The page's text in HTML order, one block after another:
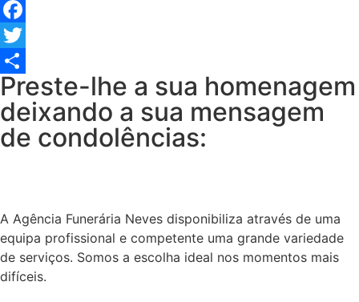
Facebook
Twitter
Share
Preste-lhe a sua homenagem
deixando a sua mensagem
de condolências:
A Agência Funerária Neves disponibiliza através de uma
equipa profissional e competente uma grande variedade
de serviços. Somos a escolha ideal nos momentos mais
difíceis.